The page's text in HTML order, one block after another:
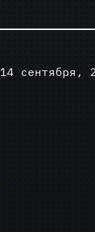
14 сентября,